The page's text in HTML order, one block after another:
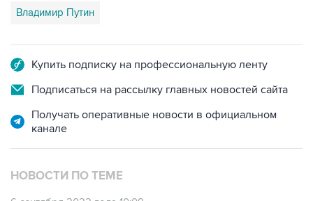
Владимир Путин
Купить подписку на профессиональную ленту
Подписаться на рассылку главных новостей сайта
Получать оперативные новости в официальном
канале
НОВОСТИ ПО ТЕМЕ